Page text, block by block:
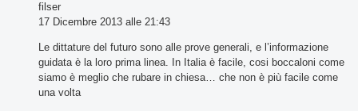
filser
17 Dicembre 2013 alle 21:43
Le dittature del futuro sono alle prove generali, e l’informazione
guidata è la loro prima linea. In Italia è facile, cosi boccaloni come
siamo è meglio che rubare in chiesa… che non è più facile come
una volta